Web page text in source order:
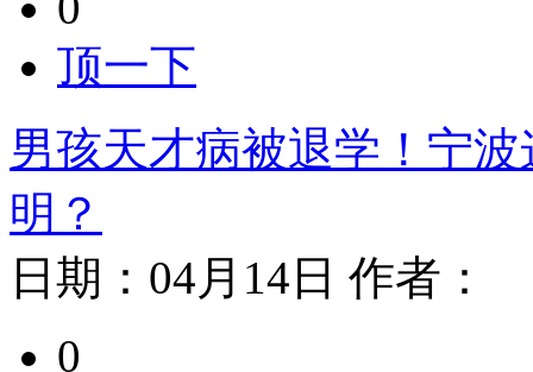
顶一下
男孩天才病被退学！宁
明？
日期： 04月14日 作者：
0